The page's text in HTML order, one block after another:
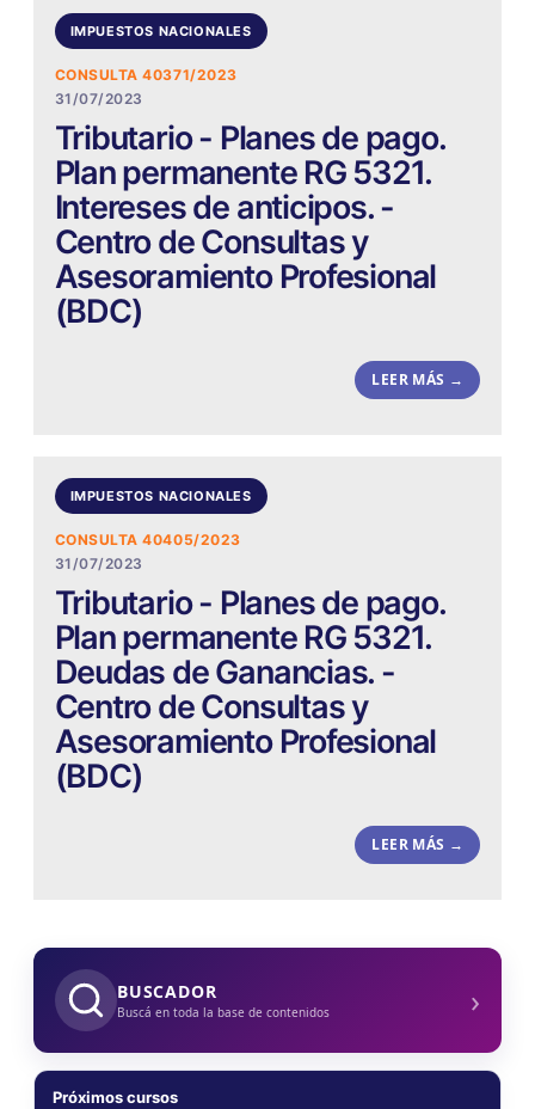
IMPUESTOS NACIONALES
CONSULTA 40371/2023
31/07/2023
Tributario - Planes de pago.
Plan permanente RG 5321.
Intereses de anticipos. -
Centro de Consultas y
Asesoramiento Profesional
(BDC)
LEER MÁS →
IMPUESTOS NACIONALES
CONSULTA 40405/2023
31/07/2023
Tributario - Planes de pago.
Plan permanente RG 5321.
Deudas de Ganancias. -
Centro de Consultas y
Asesoramiento Profesional
(BDC)
LEER MÁS →
BUSCADOR
Buscá en toda la base de contenidos ›
Próximos cursos